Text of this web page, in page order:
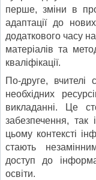
перше, зміни в
адаптації до
додаткового часу
матеріалів та
кваліфікації.
По-друге, вчителі
необхідних
викладанні. Це
забезпечення, так
цьому контексті
стають
доступ до
освіти.